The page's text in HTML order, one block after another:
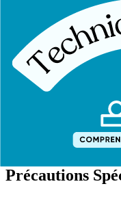
Aiguille :50-75mm
Technique :
Précaution :
Indications
Tendinopathie de
Épaule
Limitation de
Récupération
Syndrome
Précautions